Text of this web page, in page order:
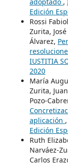
Edición
Rossi
Zurita,
Álvarez,
IUSTITIA
2020
María
Zurita,
Pozo-
aplicación ,
Edición
Ruth
Narváez-
Carlos